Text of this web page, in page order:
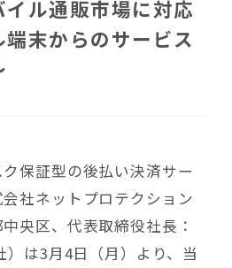
ル通販市場に対応
端末からのサービス
保証型の後払い決済サー
社ネットプロテクション
央区、代表取締役社長：
）は3月4日（月）より、当